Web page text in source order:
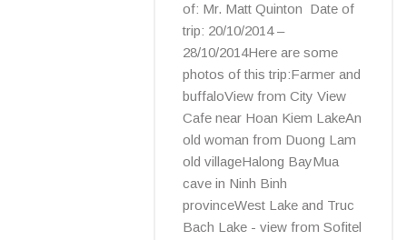
of: Mr. Matt Quinton Date of
trip: 20/10/2014 –
28/10/2014Here are some
photos of this trip:Farmer and
buffaloView from City View
Cafe near Hoan Kiem LakeAn
old woman from Duong Lam
old villageHalong BayMua
cave in Ninh Binh
provinceWest Lake and Truc
Bach Lake - view from Sofitel